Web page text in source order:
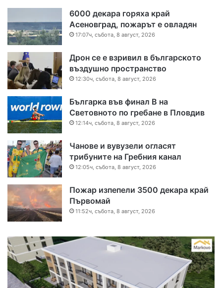
6000 декара горяха край
Асеновград, пожарът е овладян
17:07ч, събота, 8 август, 2026
Дрон се е взривил в българското
въздушно пространство
12:30ч, събота, 8 август, 2026
Българка във финал B на
Световното по гребане в Пловдив
12:14ч, събота, 8 август, 2026
Чанове и вувузели огласят
трибуните на Гребния канал
12:05ч, събота, 8 август, 2026
Пожар изпепели 3500 декара край
Първомай
11:52ч, събота, 8 август, 2026